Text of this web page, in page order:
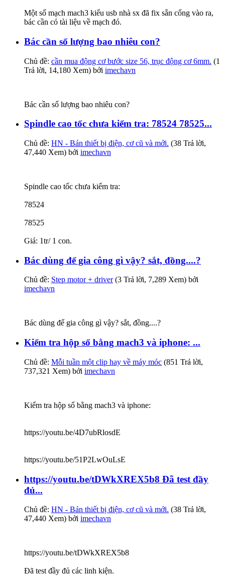
Một số mạch mach3 kiểu usb nhà sx đã fix sẵn cổng vào ra,
bác cần có tài liệu về mạch đó.
Bác cần số lượng bao nhiêu con?
Chủ đề: cần mua động cơ bước size 56, trục động cơ 6mm. (1
Trả lời, 14,180 Xem) bởi imechavn
Bác cần số lượng bao nhiêu con?
Spindle cao tốc chưa kiểm tra: 78524 78525...
Chủ đề: HN - Bán thiết bị điện, cơ cũ và mới. (38 Trả lời,
47,440 Xem) bởi imechavn
Spindle cao tốc chưa kiểm tra:
78524
78525
Giá: 1tr/ 1 con.
Bác dùng để gia công gì vậy? sắt, đồng....?
Chủ đề: Step motor + driver(3 Trả lời, 7,289 Xem) bởi
imechavn
Bác dùng để gia công gì vậy? sắt, đồng....?
Kiểm tra hộp số bằng mach3 và iphone: ...
Chủ đề: Mỗi tuần một clip hay về máy móc (851 Trả lời,
737,321 Xem) bởi imechavn
Kiểm tra hộp số bằng mach3 và iphone:
https://youtu.be/4D7ubRlosdE
https://youtu.be/51P2LwOuLsE
https://youtu.be/tDWkXREX5b8 Đã test đầy
đủ...
Chủ đề: HN - Bán thiết bị điện, cơ cũ và mới. (38 Trả lời,
47,440 Xem) bởi imechavn
https://youtu.be/tDWkXREX5b8
Đã test đầy đủ các linh kiện.